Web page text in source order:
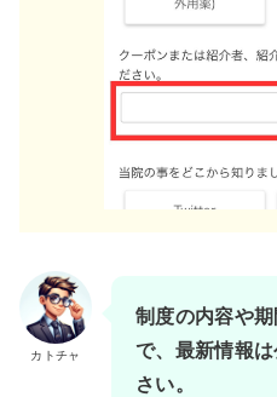
カトチャ
制度の内容や
で、最新情報
さい。